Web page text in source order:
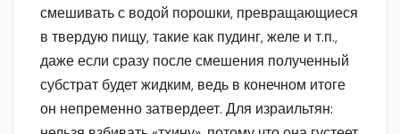
смешивать с водой порошки, превращающиеся
в твердую пищу, такие как пудинг, желе и т.п.,
даже если сразу после смешения полученный
субстрат будет жидким, ведь в конечном итоге
он непременно затвердеет. Для израильтян: